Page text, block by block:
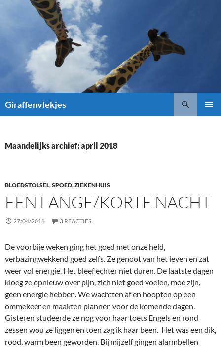
Giraffenvlekjes
Maandelijks archief: april 2018
BLOEDSTOLSEL,SPOED,ZIEKENHUIS
EEN LANGE/KORTE NACHT
27/04/2018 3 REACTIES
De voorbije weken ging het goed met onze held,
verbazingwekkend goed zelfs. Ze genoot van het leven en zat
weer vol energie. Het bleef echter niet duren. De laatste dagen
kloeg ze opnieuw over pijn, zich niet goed voelen, moe zijn,
geen energie hebben. We wachtten af en hoopten op een
ommekeer en maakten plannen voor de komende dagen.
Gisteren studeerde ze nog voor haar toets Engels en rond
zessen wou ze liggen en toen zag ik haar been. Het was een dik,
rood, warm been geworden. Bij mijzelf gingen alarmbellen